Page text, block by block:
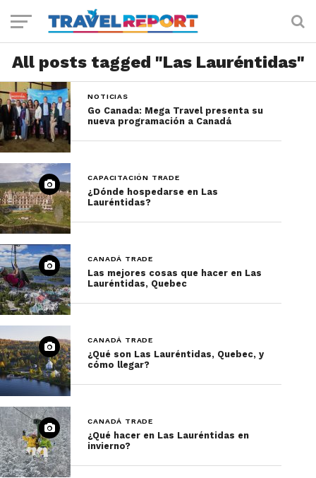
All posts tagged "Las Lauréntidas"
NOTICIAS
Go Canada: Mega Travel presenta su
nueva programación a Canadá
CAPACITACIÓN TRADE
¿Dónde hospedarse en Las
Lauréntidas?
CANADÁ TRADE
Las mejores cosas que hacer en Las
Lauréntidas, Quebec
CANADÁ TRADE
¿Qué son Las Lauréntidas, Quebec, y
cómo llegar?
CANADÁ TRADE
¿Qué hacer en Las Lauréntidas en
invierno?